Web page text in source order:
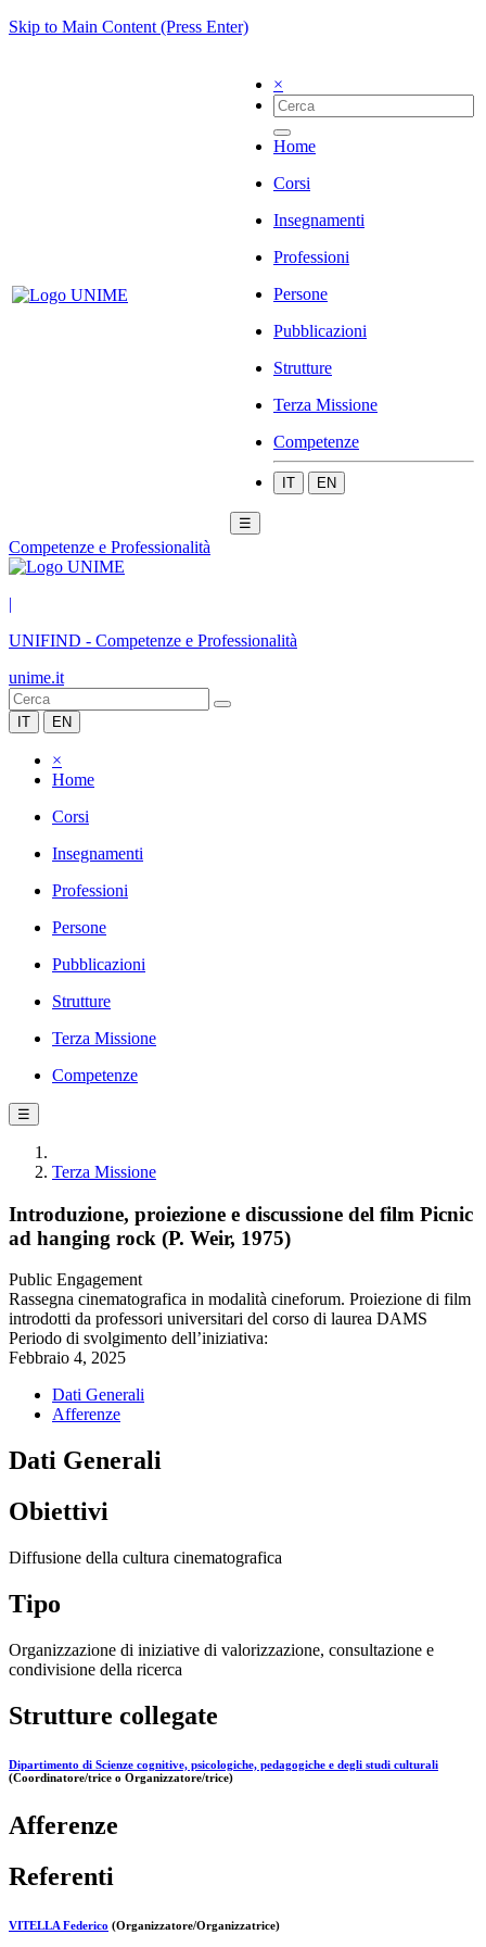
Skip to Main Content (Press Enter)
×
Home
Corsi
Insegnamenti
Professioni
Persone
Pubblicazioni
Strutture
Terza Missione
Competenze
IT EN
☰
Competenze e Professionalità
|
UNIFIND - Competenze e Professionalità
unime.it
IT EN
×
Home
Corsi
Insegnamenti
Professioni
Persone
Pubblicazioni
Strutture
Terza Missione
Competenze
☰
Terza Missione
Introduzione, proiezione e discussione del film Picnic
ad hanging rock (P. Weir, 1975)
Public Engagement
Rassegna cinematografica in modalità cineforum. Proiezione di film
introdotti da professori universitari del corso di laurea DAMS
Periodo di svolgimento dell’iniziativa:
Febbraio 4, 2025
Dati Generali
Afferenze
Dati Generali
Obiettivi
Diffusione della cultura cinematografica
Tipo
Organizzazione di iniziative di valorizzazione, consultazione e
condivisione della ricerca
Strutture collegate
Dipartimento di Scienze cognitive, psicologiche, pedagogiche e degli studi culturali
(Coordinatore/trice o Organizzatore/trice)
Afferenze
Referenti
VITELLA Federico (Organizzatore/Organizzatrice)